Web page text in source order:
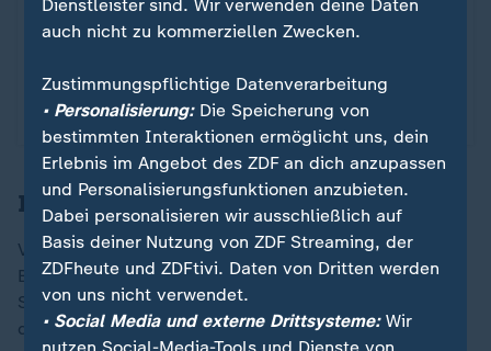
X-Inhalte anzeigen
Datenschutzeinstellungen anpassen
Innenminister unter Helmut Schmidt
Von 1978 an war Baum vier Jahre lang
Bundesinnenminister unter SPD-Kanzler Helmut
Schmidt - in der Zeit desRAF-Terrors
der FDP von der SPD zur Union 1982 war die
Dienstleister sind. Wir verwenden deine Daten
auch nicht zu kommerziellen Zwecken.
Zustimmungspflichtige Datenverarbeitung
• Personalisierung:Die Speicherung von
bestimmten Interaktionen ermöglicht uns, dein
Erlebnis im Angebot des ZDF an dich anzupassen
und Personalisierungsfunktionen anzubieten.
Dabei personalisieren wir ausschließlich auf
Basis deiner Nutzung von ZDF Streaming, der
ZDFheute und ZDFtivi. Daten von Dritten werden
von uns nicht verwendet.
• Social Media und externe Drittsysteme:Wir